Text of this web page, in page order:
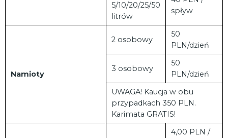
5/10/20/25/50
litrów
spływ
Namioty
2 osobowy
50
PLN/dzień
3 osobowy
50
PLN/dzień
UWAGA! Kaucja w obu
przypadkach 350 PLN.
Karimata GRATIS!
4,00 PLN /